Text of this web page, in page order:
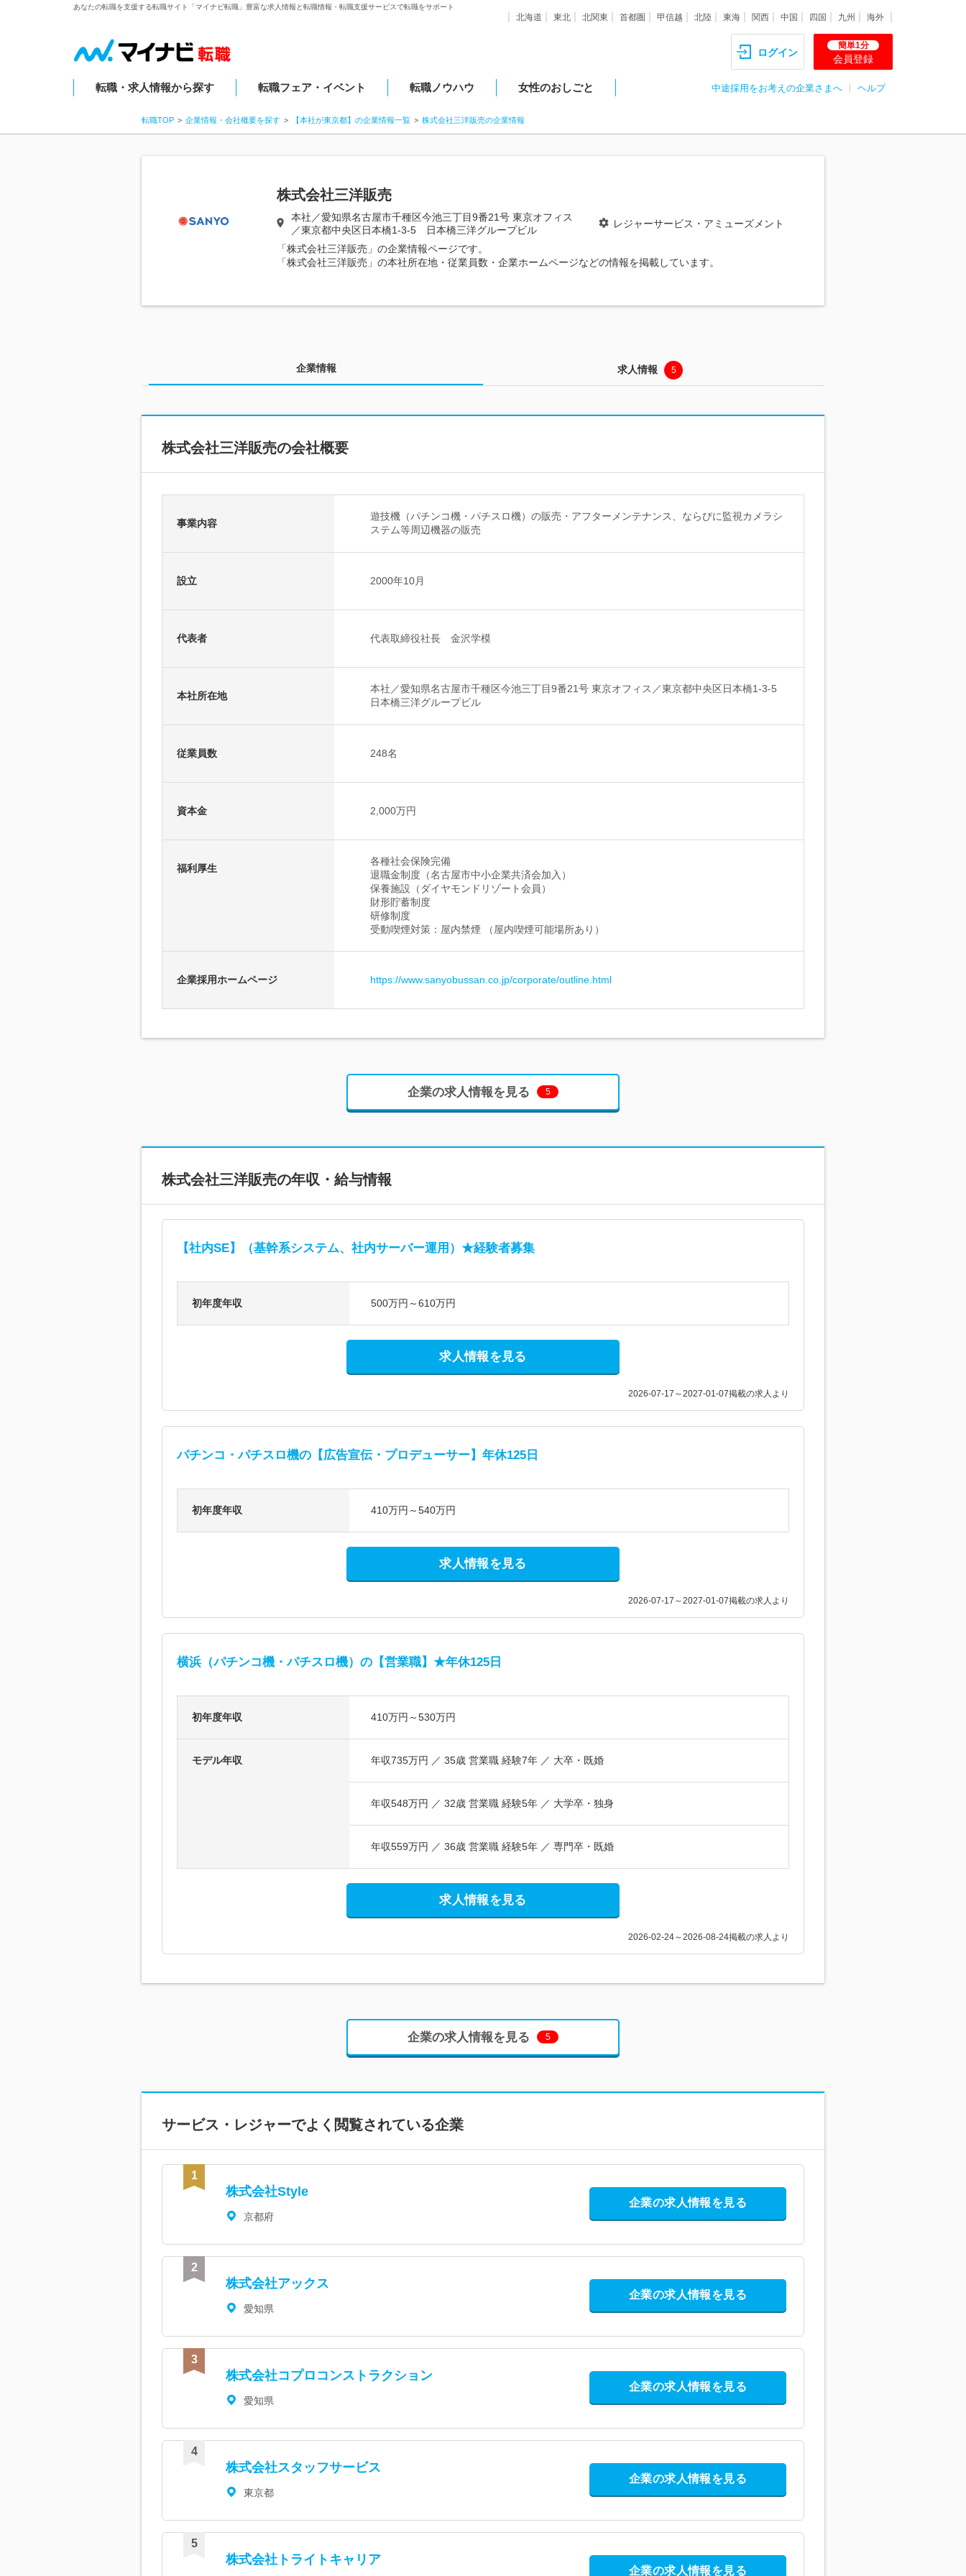
あなたの転職を支援する転職サイト「マイナビ転職」豊富な求人情報と転職情報・転職支援サービスで転職をサポート
北海道 東北 北関東 首都圏 甲信越 北陸 東海 関西 中国 四国 九州 海外
ログイン
簡単1分
会員登録
転職・求人情報から探す 転職フェア・イベント 転職ノウハウ 女性のおしごと 中途採用をお考えの企業さまへ ヘルプ
転職TOP 企業情報・会社概要を探す 【本社が東京都】の企業情報一覧 株式会社三洋販売の企業情報
株式会社三洋販売
本社／愛知県名古屋市千種区今池三丁目9番21号 東京オフィス
／東京都中央区日本橋1-3-5 日本橋三洋グループビル
レジャーサービス・アミューズメント
「株式会社三洋販売」の企業情報ページです。
「株式会社三洋販売」の本社所在地・従業員数・企業ホームページなどの情報を掲載しています。
企業情報 求人情報 5
株式会社三洋販売の会社概要
事業内容
遊技機（パチンコ機・パチスロ機）の販売・アフターメンテナンス、ならびに監視カメラシ
ステム等周辺機器の販売
設立 2000年10月
代表者 代表取締役社長 金沢学模
本社所在地
本社／愛知県名古屋市千種区今池三丁目9番21号 東京オフィス／東京都中央区日本橋1-3-5
日本橋三洋グループビル
従業員数 248名
資本金 2,000万円
福利厚生
各種社会保険完備
退職金制度（名古屋市中小企業共済会加入）
保養施設（ダイヤモンドリゾート会員）
財形貯蓄制度
研修制度
受動喫煙対策：屋内禁煙 （屋内喫煙可能場所あり）
企業採用ホームページ https://www.sanyobussan.co.jp/corporate/outline.html
企業の求人情報を見る 5
株式会社三洋販売の年収・給与情報
【社内SE】（基幹系システム、社内サーバー運用）★経験者募集
初年度年収 500万円～610万円
求人情報を見る
2026-07-17～2027-01-07掲載の求人より
パチンコ・パチスロ機の【広告宣伝・プロデューサー】年休125日
初年度年収 410万円～540万円
求人情報を見る
2026-07-17～2027-01-07掲載の求人より
横浜（パチンコ機・パチスロ機）の【営業職】★年休125日
初年度年収 410万円～530万円
モデル年収 年収735万円 ／ 35歳 営業職 経験7年 ／ 大卒・既婚
年収548万円 ／ 32歳 営業職 経験5年 ／ 大学卒・独身
年収559万円 ／ 36歳 営業職 経験5年 ／ 専門卒・既婚
求人情報を見る
2026-02-24～2026-08-24掲載の求人より
企業の求人情報を見る 5
サービス・レジャーでよく閲覧されている企業
株式会社Style
京都府
企業の求人情報を見る
株式会社アックス
愛知県
企業の求人情報を見る
株式会社コプロコンストラクション
愛知県
企業の求人情報を見る
株式会社スタッフサービス
東京都
企業の求人情報を見る
株式会社トライトキャリア
企業の求人情報を見る